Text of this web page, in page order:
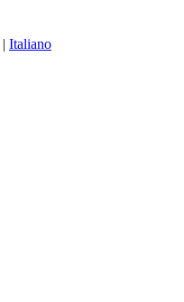
| Italiano